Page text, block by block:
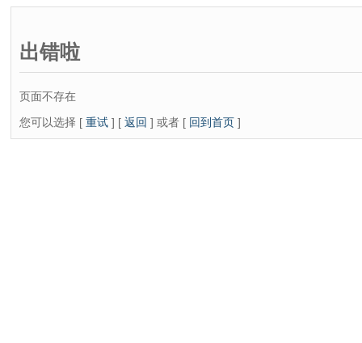
出错啦
页面不存在
您可以选择 [ 重试 ] [ 返回 ] 或者 [ 回到首页 ]